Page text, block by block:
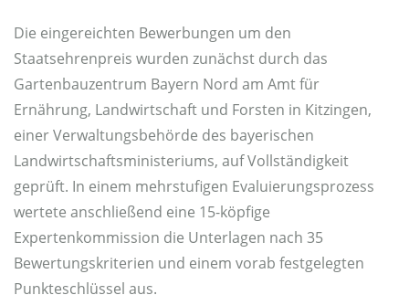
Die eingereichten Bewerbungen um den
Staatsehrenpreis wurden zunächst durch das
Gartenbauzentrum Bayern Nord am Amt für
Ernährung, Landwirtschaft und Forsten in Kitzingen,
einer Verwaltungsbehörde des bayerischen
Landwirtschaftsministeriums, auf Vollständigkeit
geprüft. In einem mehrstufigen Evaluierungsprozess
wertete anschließend eine 15-köpfige
Expertenkommission die Unterlagen nach 35
Bewertungskriterien und einem vorab festgelegten
Punkteschlüssel aus.